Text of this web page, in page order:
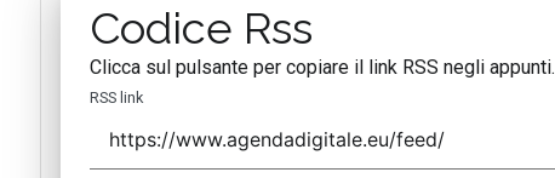
Codice Rss
Clicca sul pulsante per copiare il link RSS negli appunti.
RSS link